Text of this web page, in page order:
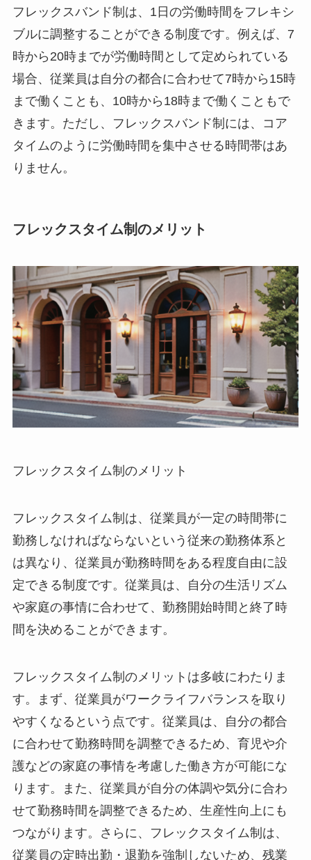
フレックスバンド制は、1日の労働時間をフレキシ
ブルに調整することができる制度です。例えば、7
時から20時までが労働時間として定められている
場合、従業員は自分の都合に合わせて7時から15時
まで働くことも、10時から18時まで働くこともで
きます。ただし、フレックスバンド制には、コア
タイムのように労働時間を集中させる時間帯はあ
りません。
フレックスタイム制のメリット
フレックスタイム制のメリット
フレックスタイム制は、従業員が一定の時間帯に
勤務しなければならないという従来の勤務体系と
は異なり、従業員が勤務時間をある程度自由に設
定できる制度です。従業員は、自分の生活リズム
や家庭の事情に合わせて、勤務開始時間と終了時
間を決めることができます。
フレックスタイム制のメリットは多岐にわたりま
す。まず、従業員がワークライフバランスを取り
やすくなるという点です。従業員は、自分の都合
に合わせて勤務時間を調整できるため、育児や介
護などの家庭の事情を考慮した働き方が可能にな
ります。また、従業員が自分の体調や気分に合わ
せて勤務時間を調整できるため、生産性向上にも
つながります。さらに、フレックスタイム制は、
従業員の定時出勤・退勤を強制しないため、残業